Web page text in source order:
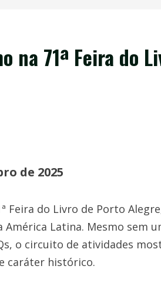
na 71ª Feira do
de 2025
Feira do Livro de Porto
Latina. Mesmo sem
o circuito de atividades
caráter histórico.